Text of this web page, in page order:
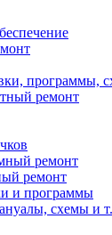
программы,
ремонт
ремонт
ремонт
и программы
схемы и